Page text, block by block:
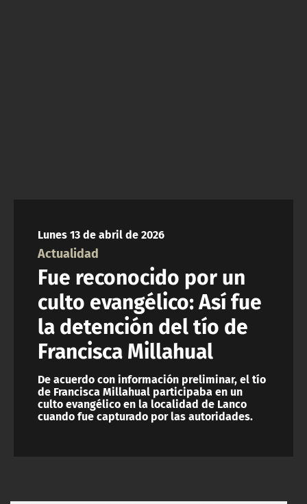
Lunes 13 de abril de 2026
Actualidad
Fue reconocido por un
culto evangélico: Así fue
la detención del tío de
Francisca Millahual
De acuerdo con información preliminar, el tío
de Francisca Millahual participaba en un
culto evangélico en la localidad de Lanco
cuando fue capturado por las autoridades.